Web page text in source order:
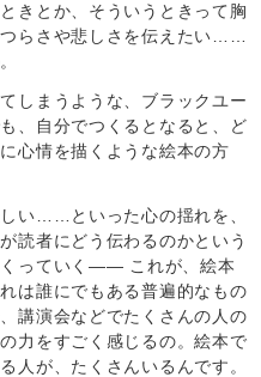
きとか、そういうときって胸
らさや悲しさを伝えたい……
しまうような、ブラックユー
、自分でつくるとなると、ど
心情を描くような絵本の方
い……といった心の揺れを、
読者にどう伝わるのかという
くっていく―― これが、絵本
は誰にでもある普遍的なもの
講演会などでたくさんの人の
力をすごく感じるの。絵本で
人が、たくさんいるんです。